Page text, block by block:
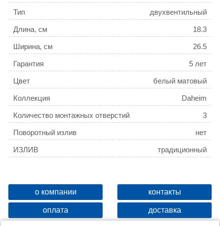
Тип двухвентильный
Длина, см 18.3
Ширина, см 26.5
Гарантия 5 лет
Цвет белый матовый
Коллекция Daheim
Количество монтажных отверстий 3
Поворотный излив нет
ИЗЛИВ традиционный
о компании контакты
оплата доставка